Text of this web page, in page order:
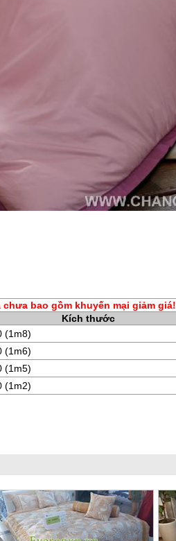
chưa bao gồm khuyến mại giảm giá!
Kích thước
(1m8)
(1m6)
(1m5)
(1m2)